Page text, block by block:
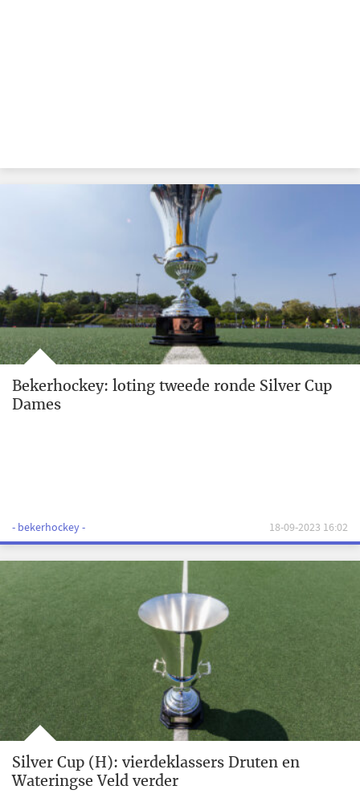
Bekerhockey: loting tweede ronde Silver Cup
Dames
- bekerhockey - 18-09-2023 16:02
Silver Cup (H): vierdeklassers Druten en
Wateringse Veld verder